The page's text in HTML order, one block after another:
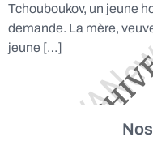
Tchouboukov, un jeune
demande. La mère,
jeune […]